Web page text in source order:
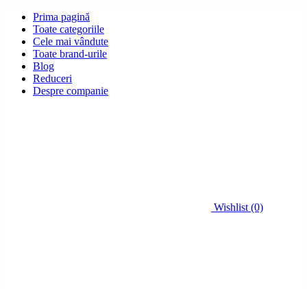
Prima pagină
Toate categoriile
Cele mai vândute
Toate brand-urile
Blog
Reduceri
Despre companie
Wishlist (0)